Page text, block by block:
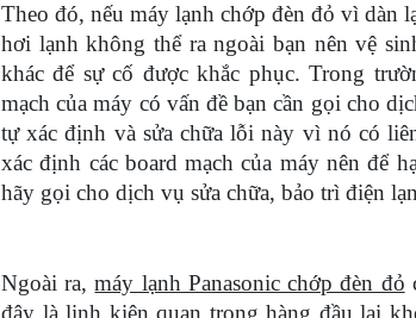
Theo đó, nếu máy lạnh chớp đèn đỏ vì dàn
hơi lạnh không thể ra ngoài bạn nên vệ
khác để sự cố được khắc phục. Trong
mạch của máy có vấn đề bạn cần gọi cho
tự xác định và sửa chữa lỗi này vì nó có
xác định các board mạch của máy nên để
hãy gọi cho dịch vụ sửa chữa, bảo trì điện
Ngoài ra,máy lạnh Panasonic chớp đèn đỏ
đây là linh kiện quan trọng hàng đầu lại